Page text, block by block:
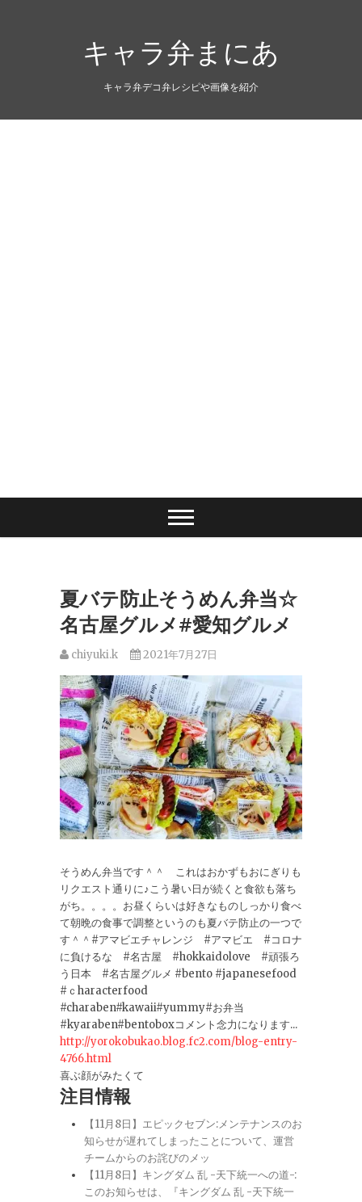
キャラ弁まにあ
キャラ弁デコ弁レシピや画像を紹介
夏バテ防止そうめん弁当☆
名古屋グルメ#愛知グルメ
chiyuki.k 2021年7月27日
そうめん弁当です＾＾ これはおかずもおにぎりも
リクエスト通りに♪こう暑い日が続くと食欲も落ち
がち。。。。お昼くらいは好きなものしっかり食べ
て朝晩の食事で調整というのも夏バテ防止の一つで
す＾＾#アマビエチャレンジ #アマビエ #コロナ
に負けるな #名古屋 #hokkaidolove #頑張ろ
う日本 #名古屋グルメ #bento #japanesefood
#ｃharacterfood
#charaben#kawaii#yummy#お弁当
#kyaraben#bentoboxコメント念力になります...
http://yorokobukao.blog.fc2.com/blog-entry-
4766.html
喜ぶ顔がみたくて
注目情報
【11月8日】エピックセブン:メンテナンスのお
知らせが遅れてしまったことについて、運営
チームからのお詫びのメッ
【11月8日】キングダム 乱 -天下統一への道-:
このお知らせは、『キングダム 乱 -天下統一